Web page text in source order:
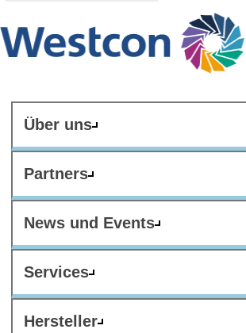
Über uns
Partners
News und Events
Services
Hersteller